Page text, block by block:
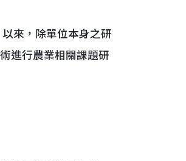
來，除單位本身之研
進行農業相關課題研